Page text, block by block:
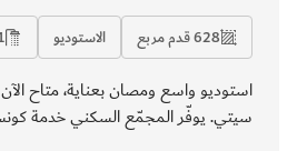
628 قدم مربع الاستوديو
استوديو واسع ومصان بعناية، متاح الآن
سيتي. يوفّر المجمّع السكني خدمة